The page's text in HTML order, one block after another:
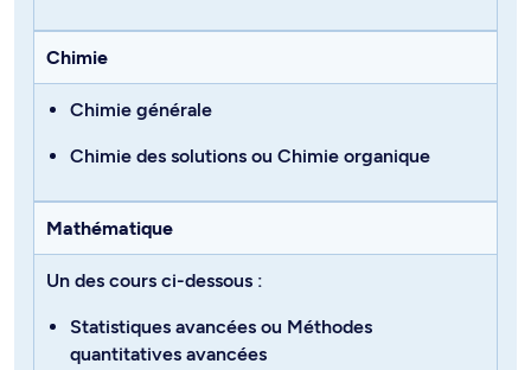
Chimie
Chimie générale
Chimie des solutions ou Chimie organique
Mathématique
Un des cours ci-dessous :
Statistiques avancées ou Méthodes
quantitatives avancées